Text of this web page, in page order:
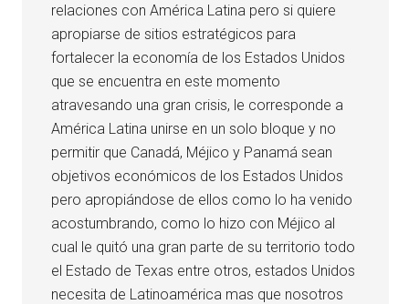
relaciones con América Latina pero si quiere
apropiarse de sitios estratégicos para
fortalecer la economía de los Estados Unidos
que se encuentra en este momento
atravesando una gran crisis, le corresponde a
América Latina unirse en un solo bloque y no
permitir que Canadá, Méjico y Panamá sean
objetivos económicos de los Estados Unidos
pero apropiándose de ellos como lo ha venido
acostumbrando, como lo hizo con Méjico al
cual le quitó una gran parte de su territorio todo
el Estado de Texas entre otros, estados Unidos
necesita de Latinoamérica mas que nosotros